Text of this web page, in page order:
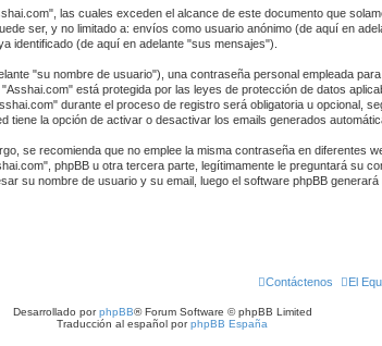
las cuales exceden el alcance de este documento que
ser, y no limitado a: envíos como usuario anónimo (de aquí en
identificado (de aquí en adelante "sus mensajes").
"su nombre de usuario"), una contraseña personal empleada
está protegida por las leyes de protección de datos
durante el proceso de registro será obligatoria u opcional,
la opción de activar o desactivar los emails generados
se recomienda que no emplee la misma contraseña en diferentes
phpBB u otra tercera parte, legítimamente le preguntará su
su nombre de usuario y su email, luego el software phpBB
El
Contáctenos
Desarrollado porphpBB® Forum Software © phpBB Limited
Traducción al español porphpBB España